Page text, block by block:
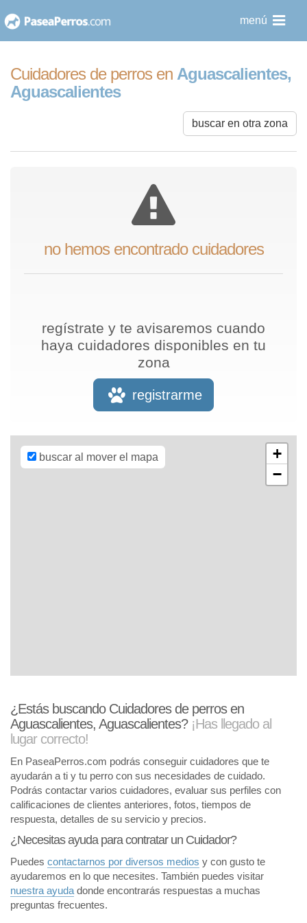
al
menú
Cuidadores de perros en Aguascalientes,
Aguascalientes
buscar en otra zona
no hemos encontrado cuidadores
regístrate y te avisaremos cuando
haya cuidadores disponibles en tu
zona
registrarme
buscar al mover el mapa
+
−
OpenStreetMap
CC-BY-SA
¿Estás buscando Cuidadores de perros en
Aguascalientes, Aguascalientes? ¡Has llegado al
lugar correcto!
En PaseaPerros.com podrás conseguir cuidadores que te
ayudarán a ti y tu perro con sus necesidades de cuidado.
Podrás contactar varios cuidadores, evaluar sus perfiles con
calificaciones de clientes anteriores, fotos, tiempos de
respuesta, detalles de su servicio y precios.
¿Necesitas ayuda para contratar un Cuidador?
Puedes contactarnos por diversos medios y con gusto te
ayudaremos en lo que necesites. También puedes visitar
nuestra ayuda donde encontrarás respuestas a muchas
preguntas frecuentes.